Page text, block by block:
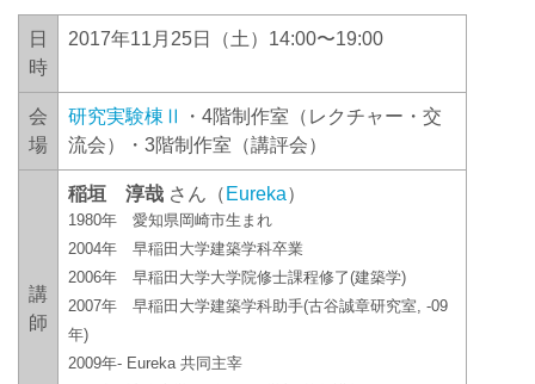
日
時
2017年11月25日（土）14:00〜19:00
会
場
研究実験棟Ⅱ
・4階制作室（レクチャー・交
流会）・3階制作室（講評会）
講
師
稲垣 淳哉 さん（ Eureka）
1980年 愛知県岡崎市生まれ
2004年 早稲田大学建築学科卒業
2006年 早稲田大学大学院修士課程修了(建築学)
2007年 早稲田大学建築学科助手(古谷誠章研究室, -09
年)
2009年- Eureka 共同主宰